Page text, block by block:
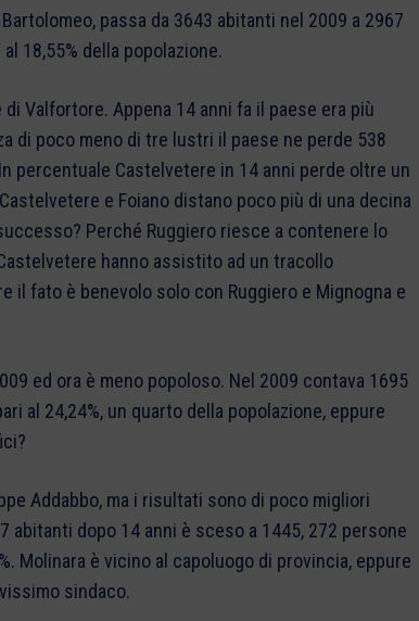
passa da 3643 abitanti nel 2009 a 2967
18,55% della popolazione.
Valfortore. Appena 14 anni fa il paese era più
di poco meno di tre lustri il paese ne perde 538
percentuale Castelvetere in 14 anni perde oltre un
e Foiano distano poco più di una decina
Perché Ruggiero riesce a contenere lo
hanno assistito ad un tracollo
il fato è benevolo solo con Ruggiero e Mignogna e
ed ora è meno popoloso. Nel 2009 contava 1695
al 24,24%, un quarto della popolazione, eppure
Addabbo, ma i risultati sono di poco migliori
abitanti dopo 14 anni è sceso a 1445, 272 persone
Molinara è vicino al capoluogo di provincia, eppure
sindaco.